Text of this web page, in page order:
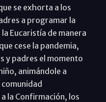
se exhorta a los
a programar la
Eucaristía de manera
cese la pandemia,
y padres el momento
animándole a
comunidad
la Confirmación, los